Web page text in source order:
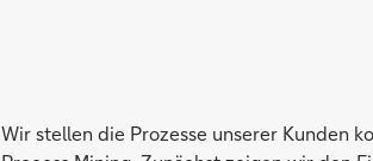
Wir stellen die Prozesse unserer Kunden